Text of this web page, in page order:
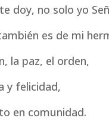
doy, no solo yo
es de mi
la paz, el orden,
y felicidad,
en comunidad.